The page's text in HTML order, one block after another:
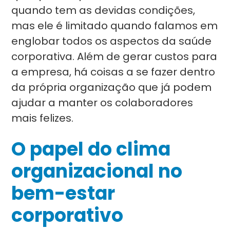
quando tem as devidas condições,
mas ele é limitado quando falamos em
englobar todos os aspectos da saúde
corporativa. Além de gerar custos para
a empresa, há coisas a se fazer dentro
da própria organização que já podem
ajudar a manter os colaboradores
mais felizes.
O papel do clima
organizacional no
bem-estar
corporativo